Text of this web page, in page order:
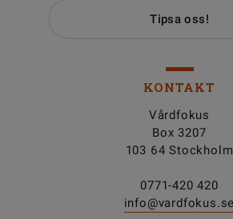
Tipsa oss!
KONTAKT
Vårdfokus
Box 3207
103 64 Stockholm
0771-420 420
info@vardfokus.se